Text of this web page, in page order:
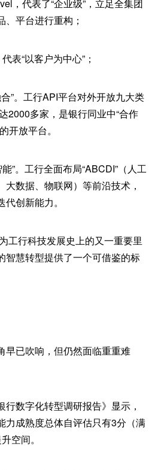
，代表了“企业级”，立足全集团
平台进行重构；
表“以客户为中心”；
”。工行API平台对外开放九大类
2000多家，是银行同业中“合作
开放平台。
”。工行全面布局“ABCDI”（人工
数据、物联网）等前沿技术，
创新能力。
工行科技发展史上的又一重要里
智慧转型提供了一个可借鉴的标
早已吹响，但仍然面临重重难
数字化转型调研报告》显示，
力成熟度总体自评估只有3分（满
空间。